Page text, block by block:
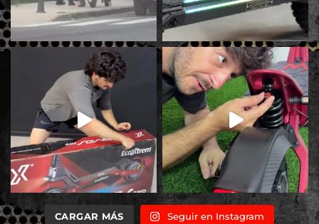
CARGAR MÁS Seguir en Instagram